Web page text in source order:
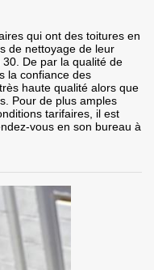
qui ont des toitures en
de nettoyage de leur
De par la qualité de
la confiance des
haute qualité alors que
Pour de plus amples
tarifaires, il est
vous en son bureau à